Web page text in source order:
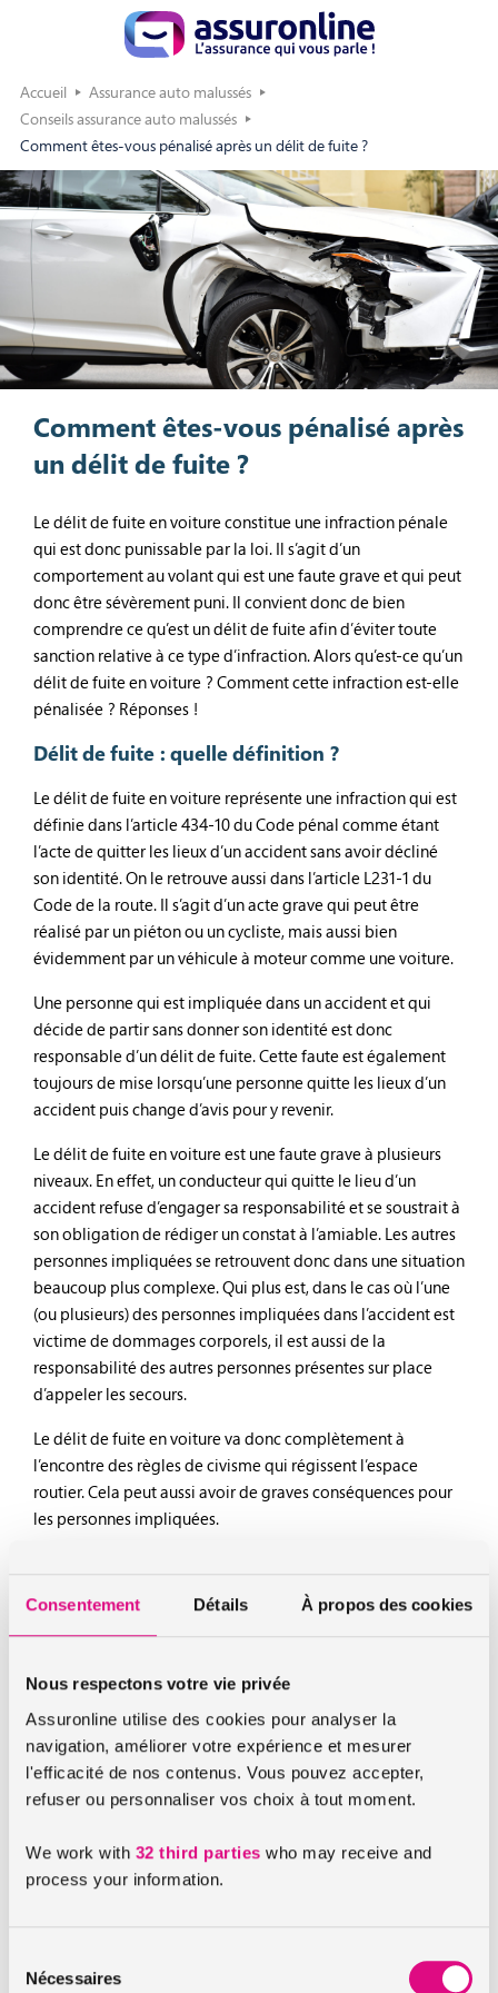
Consentement Détails À propos des cookies
Nous respectons votre vie privée
Assuronline utilise des cookies pour analyser la
navigation, améliorer votre expérience et mesurer
l'efficacité de nos contenus. Vous pouvez accepter,
refuser ou personnaliser vos choix à tout moment.
We work with 32 third parties who may receive and
process your information.
Nécessaires
Accueil
Assurance auto malussés
Conseils assurance auto malussés
Comment êtes-vous pénalisé après un délit de fuite ?
Comment êtes-vous pénalisé après
un délit de fuite ?
Le délit de fuite en voiture constitue une infraction pénale
qui est donc punissable par la loi. Il s’agit d’un
comportement au volant qui est une faute grave et qui peut
donc être sévèrement puni. Il convient donc de bien
comprendre ce qu’est un délit de fuite afin d’éviter toute
sanction relative à ce type d’infraction. Alors qu’est-ce qu’un
délit de fuite en voiture ? Comment cette infraction est-elle
pénalisée ? Réponses !
Délit de fuite : quelle définition ?
Le délit de fuite en voiture représente une infraction qui est
définie dans l’article 434-10 du Code pénal comme étant
l’acte de quitter les lieux d’un accident sans avoir décliné
son identité. On le retrouve aussi dans l’article L231-1 du
Code de la route. Il s’agit d’un acte grave qui peut être
réalisé par un piéton ou un cycliste, mais aussi bien
évidemment par un véhicule à moteur comme une voiture.
Une personne qui est impliquée dans un accident et qui
décide de partir sans donner son identité est donc
responsable d’un délit de fuite. Cette faute est également
toujours de mise lorsqu’une personne quitte les lieux d’un
accident puis change d’avis pour y revenir.
Le délit de fuite en voiture est une faute grave à plusieurs
niveaux. En effet, un conducteur qui quitte le lieu d’un
accident refuse d’engager sa responsabilité et se soustrait à
son obligation de rédiger un constat à l’amiable. Les autres
personnes impliquées se retrouvent donc dans une situation
beaucoup plus complexe. Qui plus est, dans le cas où l’une
(ou plusieurs) des personnes impliquées dans l’accident est
victime de dommages corporels, il est aussi de la
responsabilité des autres personnes présentes sur place
d’appeler les secours.
Le délit de fuite en voiture va donc complètement à
l’encontre des règles de civisme qui régissent l’espace
routier. Cela peut aussi avoir de graves conséquences pour
les personnes impliquées.
Dans le cadre d’un délit de fuite en voiture, le conducteur
qui le commet est sanctionné par un jugement en tribunal
plusieurs facteurs qui sont la nature des dommages et les
conséquences de ces derniers. Plusieurs types de sanctions
peuvent donc être prononcées dans le cadre d’un délit de
fuite en voiture telles que :
Un retrait de 6 points sur le permis de conduire
Une amende dont le montant peut aller jusqu’à
Une suspension du permis de conduire pour une